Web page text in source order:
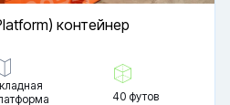
контейнер
40 футов